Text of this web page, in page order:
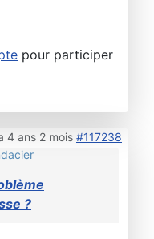
pour participer
4 ans 2 mois #117238
?